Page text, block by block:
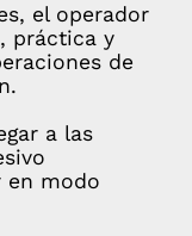
el operador
práctica y
de
a las
en modo